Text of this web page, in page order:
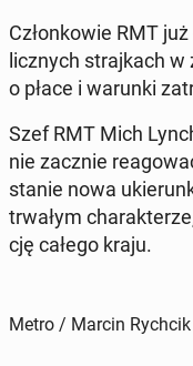
Człon­ko­wie RMT
licz­nych straj­kach w
o płace i warunki
Szef RMT Mich
nie zacznie
sta­nie nowa
trwałym
cję całego kraju.
Metro / Marcin Rychcik